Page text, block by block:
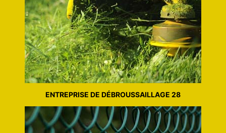
ENTREPRISE DE DÉBROUSSAILLAGE 28